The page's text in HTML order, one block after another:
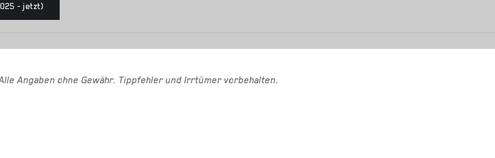
- jetzt)
Angaben ohne Gewähr. Tippfehler und Irrtümer vorbehalten.